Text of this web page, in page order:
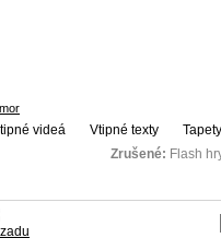
videá Vtipné texty
Zrušené: Flash